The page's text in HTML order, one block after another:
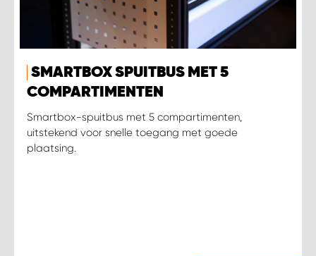
SMARTBOX SPUITBUS MET 5
COMPARTIMENTEN
Smartbox-spuitbus met 5 compartimenten,
uitstekend voor snelle toegang met goede
plaatsing.